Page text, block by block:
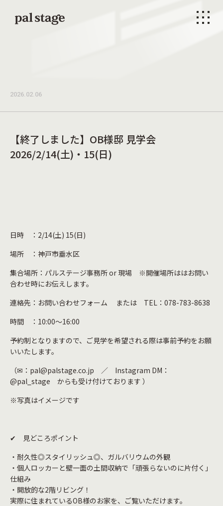
メニ
2026.02.06
【終了しました】OB様邸 見学会
2026/2/14(土)・15(日)
日時 ：2/14(土) 15(日)
場所 ：神戸市垂水区
集合場所：パルステージ事務所 or 現場 ※開催場所ははお問い
合わせ時にお伝えします。
連絡先： お問い合わせフォーム または TEL：078-783-8638
時間 ：10:00～16:00
予約制となりますので、ご見学を希望される際は事前予約をお願
いいたします。
（✉：pal@palstage.co.jp ／ Instagram DM：
@pal_stage からも受け付けております ）
※写真はイメージです
✔ 見どころポイント
・耐久性◎スタイリッシュ◎、ガルバリウムの外観
・個人ロッカーと壁一面の土間収納で「頑張らないのに片付く」
仕組み
・開放的な2階リビング！
実際に住まれているOB様のお家を、ご覧いただけます。